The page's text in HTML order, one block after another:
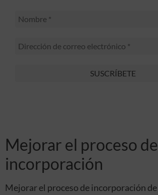
Mejorar el proceso de
incorporación
Mejorar el proceso de incorporación